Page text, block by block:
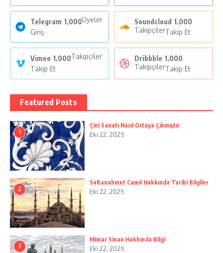
Telegram 1,000Üyeler
Giriş
Soundcloud 1,000
TakipçilerTakip Et
Vimeo 1,000Takipçiler
Takip Et
Dribbble 1,000
TakipçilerTakip Et
Featured Posts
1
Çini Sanatı Nasıl Ortaya Çıkmıştır
Eki 22, 2025
2
Sultanahmet Camii Hakkında Tarihi Bilgiler
Eki 22, 2025
3
Mimar Sinan Hakkında Bilgi
Eki 22, 2025